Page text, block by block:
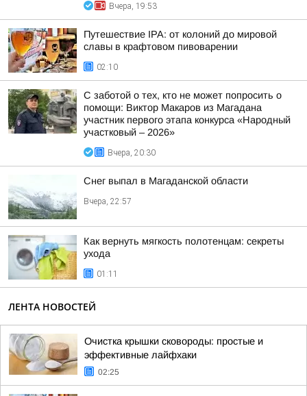
Вчера, 19:53
Путешествие IPA: от колоний до мировой
славы в крафтовом пивоварении
02:10
С заботой о тех, кто не может попросить о
помощи: Виктор Макаров из Магадана
участник первого этапа конкурса «Народный
участковый – 2026»
Вчера, 20:30
Снег выпал в Магаданской области
Вчера, 22:57
Как вернуть мягкость полотенцам: секреты
ухода
01:11
ЛЕНТА НОВОСТЕЙ
Очистка крышки сковороды: простые и
эффективные лайфхаки
02:25